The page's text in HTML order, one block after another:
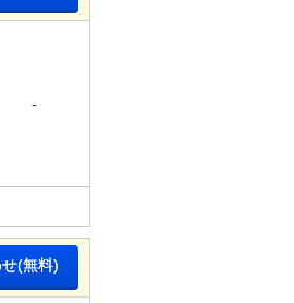
-
(無料)